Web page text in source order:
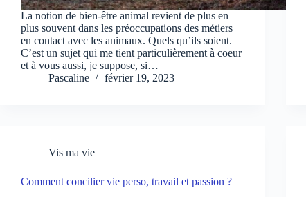
La notion de bien-être animal revient de plus en
plus souvent dans les préoccupations des métiers
en contact avec les animaux. Quels qu’ils soient.
C’est un sujet qui me tient particulièrement à coeur
et à vous aussi, je suppose, si…
Pascaline
février 19, 2023
Vis ma vie
Comment concilier vie perso, travail et passion ?